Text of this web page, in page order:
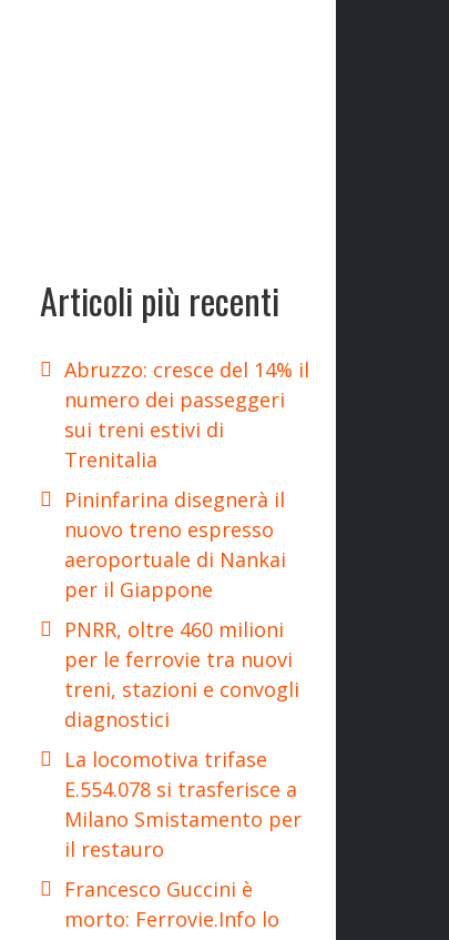
Articoli più recenti
Abruzzo: cresce del 14% il
numero dei passeggeri
sui treni estivi di
Trenitalia
Pininfarina disegnerà il
nuovo treno espresso
aeroportuale di Nankai
per il Giappone
PNRR, oltre 460 milioni
per le ferrovie tra nuovi
treni, stazioni e convogli
diagnostici
La locomotiva trifase
E.554.078 si trasferisce a
Milano Smistamento per
il restauro
Francesco Guccini è
morto: Ferrovie.Info lo